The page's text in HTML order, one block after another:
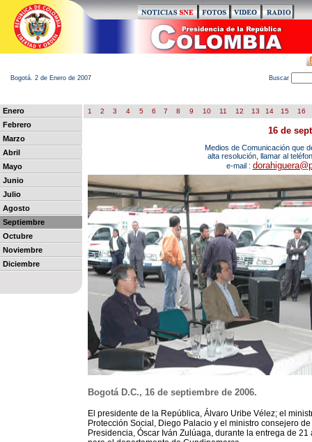
Bogotá. 2 de Enero de 2007 Buscar
Enero
Febrero
Marzo
Abril
Mayo
Junio
Julio
Agosto
Septiembre
Octubre
Noviembre
Diciembre
1 2 3 4 5 6 7 8 9 10 11 12 13 14 15 16
16 de
Medios de Comunicación que
alta resolución, llamar al
e-mail :
Bogotá D.C., 16 de septiembre de 2006.
El presidente de la República, Álvaro Uribe Vélez; el
Protección Social, Diego Palacio y el ministro consejero
Presidencia, Óscar Iván Zulúaga, durante la entrega de 21